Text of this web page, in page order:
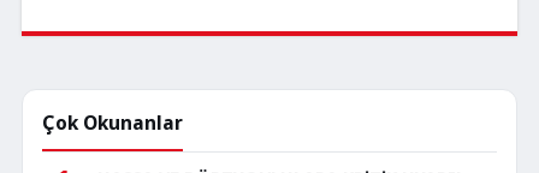
Çok Okunanlar